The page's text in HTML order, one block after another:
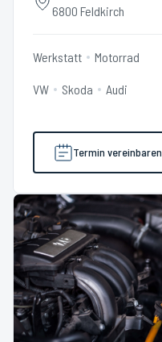
6800 Feldkirch
Werkstatt Motorrad
VW Skoda Audi
Termin vereinbaren